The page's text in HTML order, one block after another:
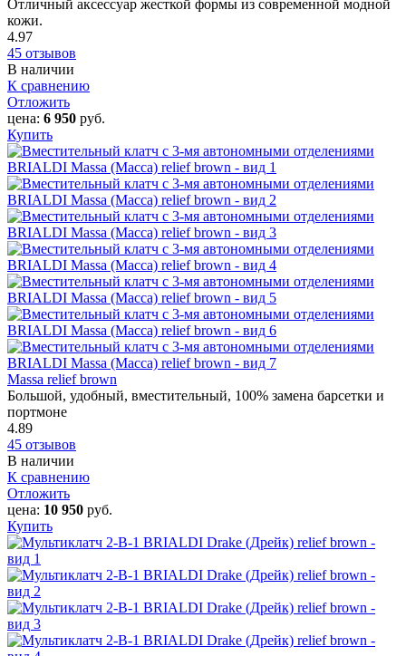
Отличный аксессуар жесткой формы из современной модной
кожи.
4.97
45 отзывов
В наличии
К сравнению
Отложить
цена: 6 950 руб.
Купить
Massa relief brown
Большой, удобный, вместительный, 100% замена барсетки и
портмоне
4.89
45 отзывов
В наличии
К сравнению
Отложить
цена: 10 950 руб.
Купить